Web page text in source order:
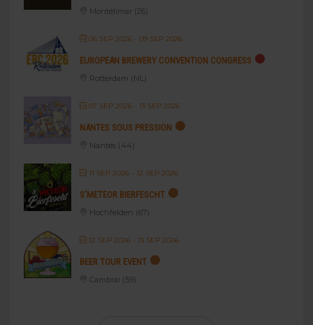
Montélimar (26)
06 SEP 2026- 09 SEP 2026
EUROPEAN BREWERY CONVENTION CONGRESS
Rotterdam (NL)
07 SEP 2026- 13 SEP 2026
NANTES SOUS PRESSION
Nantes (44)
11 SEP 2026- 12 SEP 2026
S’METEOR BIERFESCHT
Hochfelden (67)
12 SEP 2026- 13 SEP 2026
BEER TOUR EVENT
Cambrai (59)